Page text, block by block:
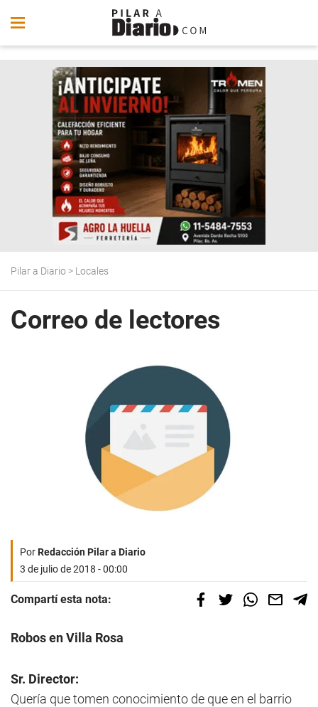
Pilar a Diario > Locales
Correo de lectores
PorRedacción Pilar a Diario
3 de julio de 2018 - 00:00
Compartí esta nota:
Robos en Villa Rosa
Sr. Director:
Quería que tomen conocimiento de que en el barrio